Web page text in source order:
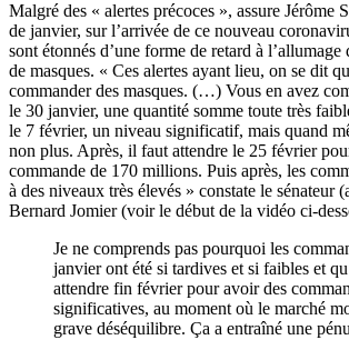
Malgré des « alertes précoces », assure Jérôme
de janvier, sur l’arrivée de ce nouveau
sont étonnés d’une forme de retard à l’allumage
de masques. « Ces alertes ayant lieu, on se dit
commander des masques. (…) Vous en avez
le 30 janvier, une quantité somme toute très
le 7 février, un niveau significatif, mais quand
non plus. Après, il faut attendre le 25 février
commande de 170 millions. Puis après, les
à des niveaux très élevés » constate le sénateur
Bernard Jomier (voir le début de la vidéo ci-
Je ne comprends pas pourquoi les
janvier ont été si tardives et si faibles et
attendre fin février pour avoir des
significatives, au moment où le marché
grave déséquilibre. Ça a entraîné une